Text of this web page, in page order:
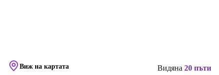
Виж на картата Видяна 20 пъти